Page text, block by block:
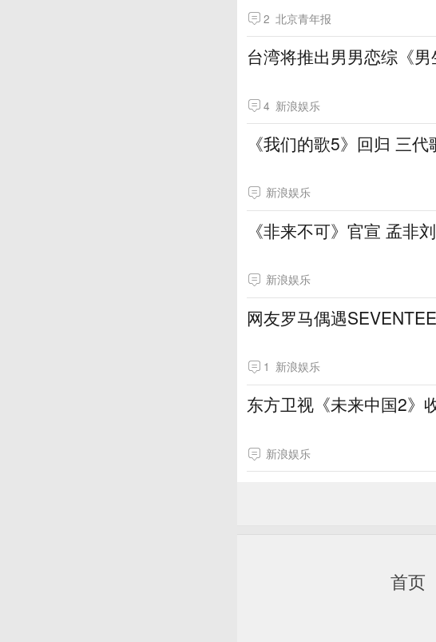
2 北京青年报
台湾将推出男男恋综《
4 新浪娱乐
《我们的歌5》回归 三
新浪娱乐
《非来不可》官宣 孟非
新浪娱乐
网友罗马偶遇
1 新浪娱乐
东方卫视《未来中国2》
新浪娱乐